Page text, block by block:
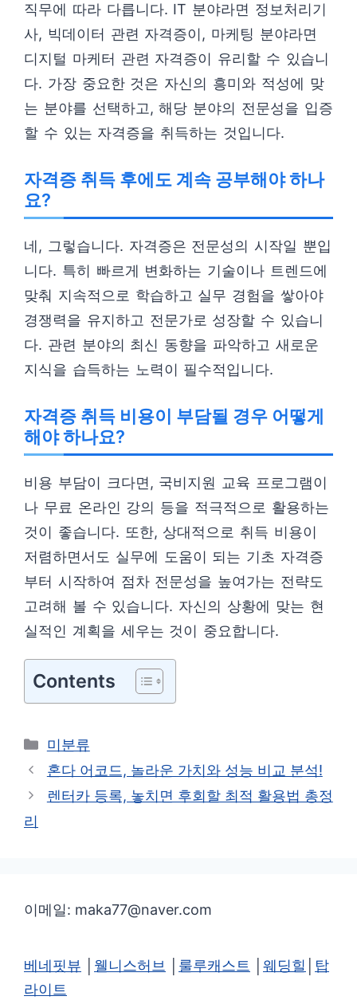
직무에 따라 다릅니다. IT 분야라면 정보처리기
사, 빅데이터 관련 자격증이, 마케팅 분야라면
디지털 마케터 관련 자격증이 유리할 수 있습니
다. 가장 중요한 것은 자신의 흥미와 적성에 맞
는 분야를 선택하고, 해당 분야의 전문성을 입증
할 수 있는 자격증을 취득하는 것입니다.
자격증 취득 후에도 계속 공부해야 하나
요?
네, 그렇습니다. 자격증은 전문성의 시작일 뿐입
니다. 특히 빠르게 변화하는 기술이나 트렌드에
맞춰 지속적으로 학습하고 실무 경험을 쌓아야
경쟁력을 유지하고 전문가로 성장할 수 있습니
다. 관련 분야의 최신 동향을 파악하고 새로운
지식을 습득하는 노력이 필수적입니다.
자격증 취득 비용이 부담될 경우 어떻게
해야 하나요?
비용 부담이 크다면, 국비지원 교육 프로그램이
나 무료 온라인 강의 등을 적극적으로 활용하는
것이 좋습니다. 또한, 상대적으로 취득 비용이
저렴하면서도 실무에 도움이 되는 기초 자격증
부터 시작하여 점차 전문성을 높여가는 전략도
고려해 볼 수 있습니다. 자신의 상황에 맞는 현
실적인 계획을 세우는 것이 중요합니다.
Contents
카
테
리
미분류
혼다 어코드, 놀라운 가치와 성능 비교 분석!
렌터카 등록, 놓치면 후회할 최적 활용법 총정
리
이메일: maka77@naver.com
베네핏뷰 웰니스허브 룰루캐스트 웨딩힐
탑
라이트